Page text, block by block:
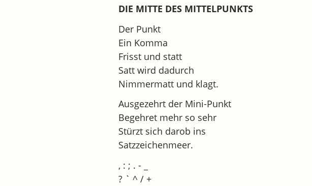
DIE MITTE DES MITTELPUNKTS
Der Punkt
Ein Komma
Frisst und statt
Satt wird dadurch
Nimmermatt und klagt.
Ausgezehrt der Mini-Punkt
Begehret mehr so sehr
Stürzt sich darob ins
Satzzeichenmeer.
, : ; . - _
? ` ^ / +